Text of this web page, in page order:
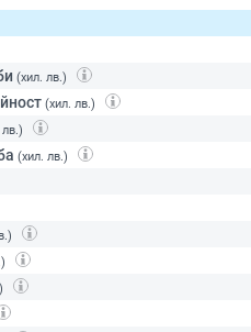
(хил. лв.)
(хил. лв.)
(хил. лв.)